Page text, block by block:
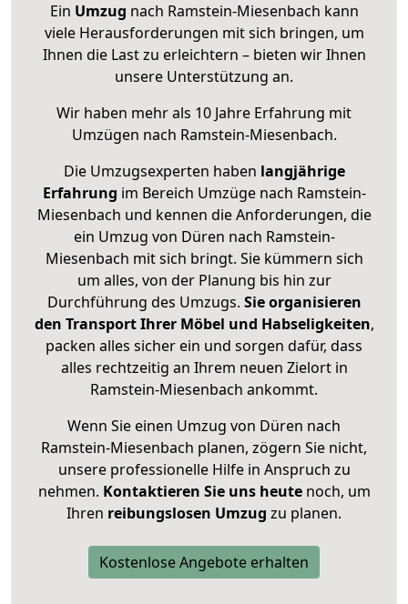
Ein Umzug nach Ramstein-Miesenbach kann
viele Herausforderungen mit sich bringen, um
Ihnen die Last zu erleichtern – bieten wir Ihnen
unsere Unterstützung an.
Wir haben mehr als 10 Jahre Erfahrung mit
Umzügen nach Ramstein-Miesenbach.
Die Umzugsexperten haben langjährige
Erfahrung im Bereich Umzüge nach Ramstein-
Miesenbach und kennen die Anforderungen, die
ein Umzug von Düren nach Ramstein-
Miesenbach mit sich bringt. Sie kümmern sich
um alles, von der Planung bis hin zur
Durchführung des Umzugs. Sie organisieren
den Transport Ihrer Möbel und Habseligkeiten,
packen alles sicher ein und sorgen dafür, dass
alles rechtzeitig an Ihrem neuen Zielort in
Ramstein-Miesenbach ankommt.
Wenn Sie einen Umzug von Düren nach
Ramstein-Miesenbach planen, zögern Sie nicht,
unsere professionelle Hilfe in Anspruch zu
nehmen. Kontaktieren Sie uns heutenoch, um
Ihren reibungslosen Umzug zu planen.
Kostenlose Angebote erhalten